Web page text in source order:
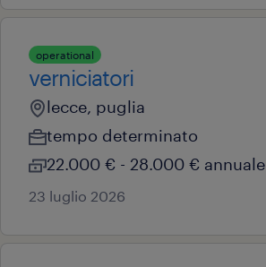
operational
verniciatori
lecce, puglia
tempo determinato
22.000 € - 28.000 € annuale
23 luglio 2026